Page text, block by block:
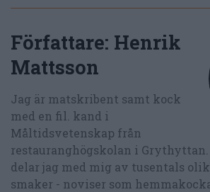
Författare: Henrik
Mattsson
Jag är matskribent samt kock
med en fil. kand i
Måltidsvetenskap från
restauranghögskolan i Grythyttan.
delar jag med mig av tusentals
smaker - noviser som